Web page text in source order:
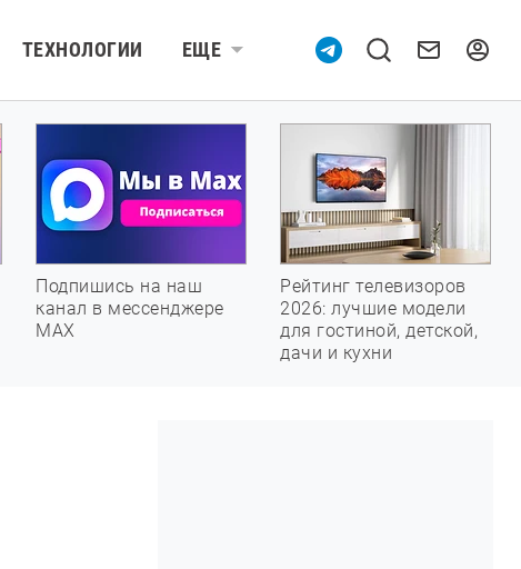
ТЕХНОЛОГИИ ЕЩЕ
Подпишись на наш
канал в мессенджере
МАХ
Рейтинг телевизоров
2026: лучшие модели
для гостиной, детской,
дачи и кухни